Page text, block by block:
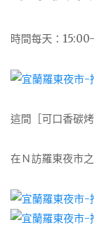
時間每天：
這間［可口香碳
在Ｎ訪羅東夜市